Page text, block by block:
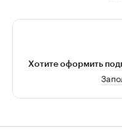
Хотите оформить